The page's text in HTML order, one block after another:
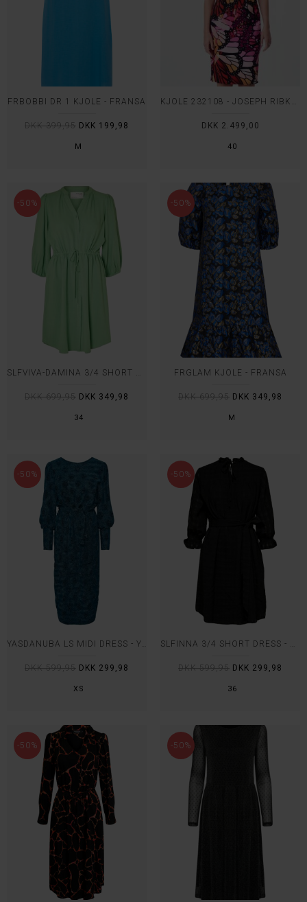
M
FRBOBBI DR 1 KJOLE - FRANSA
DKK 399,95 DKK 199,98
40
KJOLE 232108 - JOSEPH RIBKOFF
DKK 2.499,00
-50%
34
SLFVIVA-DAMINA 3/4 SHORT DRESS
DKK 699,95 DKK 349,98
-50%
M
FRGLAM KJOLE - FRANSA
DKK 699,95 DKK 349,98
-50%
XS
YASDANUBA LS MIDI DRESS - YAS
DKK 599,95 DKK 299,98
-50%
36
SLFINNA 3/4 SHORT DRESS - SELE
DKK 599,95 DKK 299,98
-50% -50%